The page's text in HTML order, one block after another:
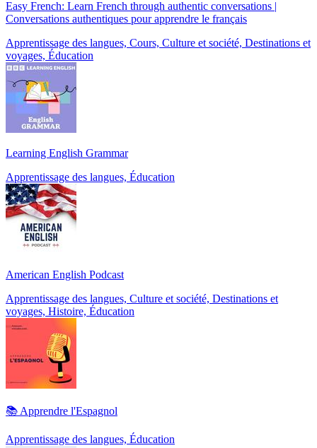
Easy French: Learn French through authentic conversations |
Conversations authentiques pour apprendre le français
Apprentissage des langues, Cours, Culture et société, Destinations et
voyages, Éducation
Learning English Grammar
Apprentissage des langues, Éducation
American English Podcast
Apprentissage des langues, Culture et société, Destinations et
voyages, Histoire, Éducation
📚 Apprendre l'Espagnol
Apprentissage des langues, Éducation